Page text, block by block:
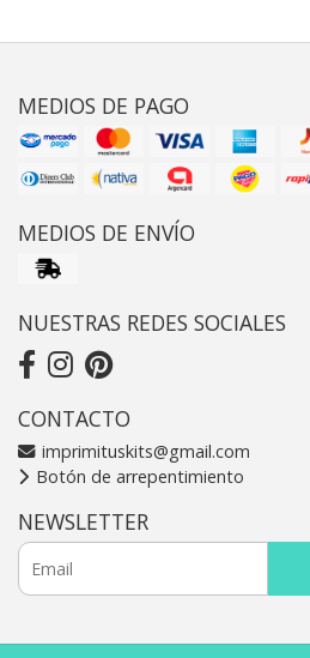
MEDIOS DE PAGO
MEDIOS DE ENVÍO
NUESTRAS REDES SOCIALES
CONTACTO
imprimituskits@gmail.com
Botón de arrepentimiento
NEWSLETTER